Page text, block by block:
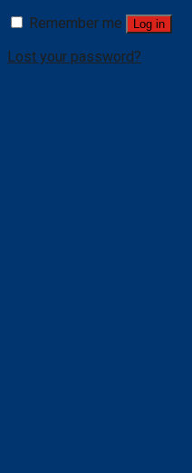
Remember me
Log in
Lost your password?